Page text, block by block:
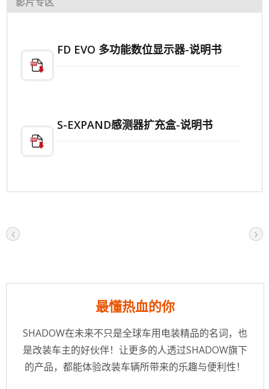
FD EVO 多功能数位显示器-说明书
S-EXPAND感测器扩充盒-说明书
最懂热血的你
SHADOW在未来不只是全球车用电装精品的名词，也
是改装车主的好伙伴！让更多的人透过SHADOW旗下
的产品，都能体验改装车辆所带来的乐趣与便利性！